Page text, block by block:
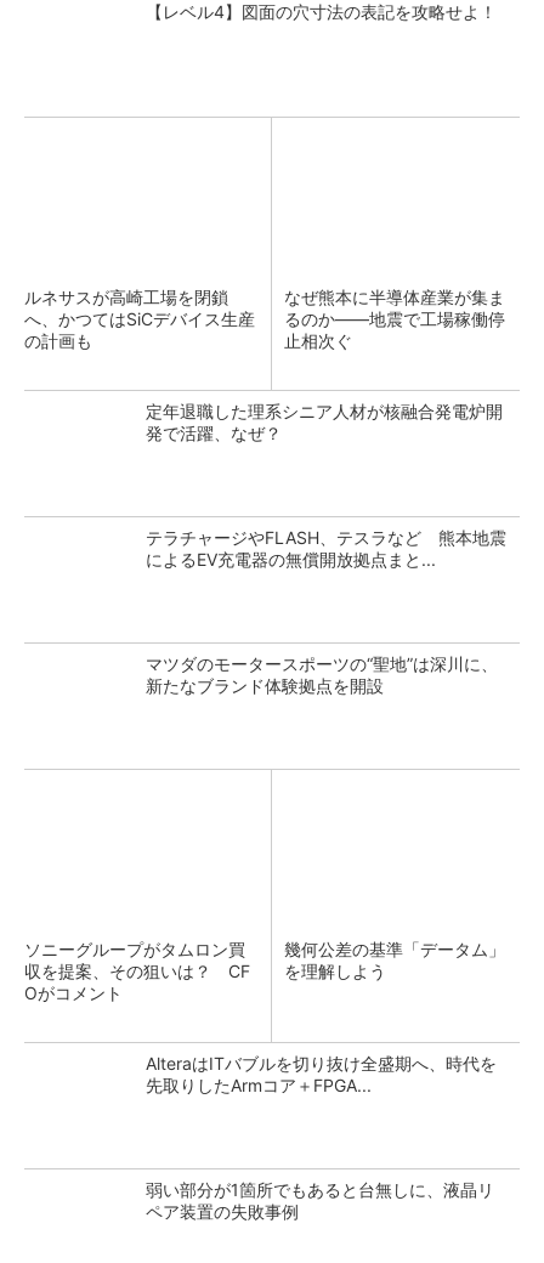
【レベル4】図面の穴寸法の表記を攻略せよ！
ルネサスが高崎工場を閉鎖
へ、かつてはSiCデバイス生産
の計画も
なぜ熊本に半導体産業が集ま
るのか――地震で工場稼働停
止相次ぐ
定年退職した理系シニア人材が核融合発電炉開
発で活躍、なぜ？
テラチャージやFLASH、テスラなど 熊本地震
によるEV充電器の無償開放拠点まと...
マツダのモータースポーツの“聖地”は深川に、
新たなブランド体験拠点を開設
ソニーグループがタムロン買
収を提案、その狙いは？ CF
Oがコメント
幾何公差の基準「データム」
を理解しよう
AlteraはITバブルを切り抜け全盛期へ、時代を
先取りしたArmコア＋FPGA...
弱い部分が1箇所でもあると台無しに、液晶リ
ペア装置の失敗事例